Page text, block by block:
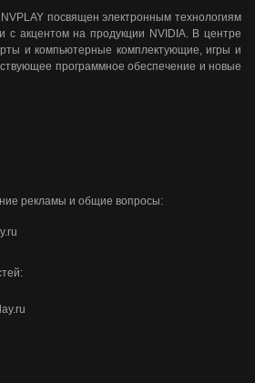
посвящен электронным технологиям
с акцентом на продукции NVIDIA. В центре
и компьютерные комплектующие, игры и
программное обеспечение и новые
рекламы и общие вопросы: